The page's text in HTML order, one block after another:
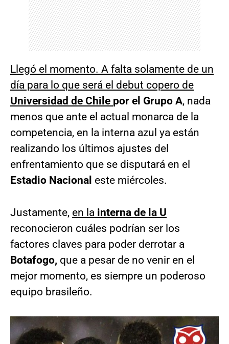
Llegó el momento. A falta solamente de un
día para lo que será el debut copero de
Universidad de Chile por el Grupo A, nada
menos que ante el actual monarca de la
competencia, en la interna azul ya están
realizando los últimos ajustes del
enfrentamiento que se disputará en el
Estadio Nacional este miércoles.
Justamente, en la interna de la U
reconocieron cuáles podrían ser los
factores claves para poder derrotar a
Botafogo, que a pesar de no venir en el
mejor momento, es siempre un poderoso
equipo brasileño.